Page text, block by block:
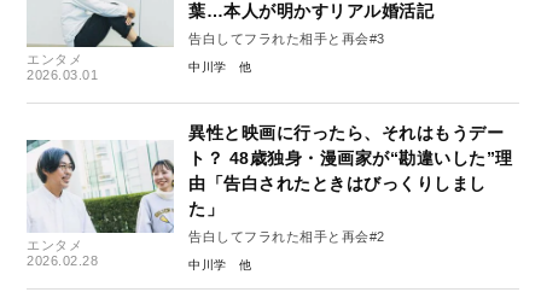
エンタメ
2026.03.01
葉…本人が明かすリアル婚活記
告白してフラれた相手と再会#3
中川学
エンタメ
2026.02.28
異性と映画に行ったら、それはもうデー
ト？ 48歳独身・漫画家が“勘違いした”理
由「告白されたときはびっくりしまし
た」
告白してフラれた相手と再会#2
中川学